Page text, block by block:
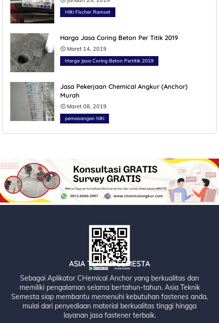
Hilti Fischer Ramset
Harga Jasa Coring Beton Per Titik 2019
Maret 14, 2019
Harga Jasa Coring Beton Pertitik 2019
Jasa Pekerjaan Chemical Angkur (Anchor)
Murah
Maret 08, 2019
pemasangan hilti
ASIA TEKNIK SEMESTA
Sebagai Aplikator CHemical Anchor yang berkualitas dan
memiliki pengalaman selama bertahun-tahun. Asia Teknik
Semesta siap membantu memenuhi kebutuhan fastenes anda,
mulai dari penyediaan material berkualitas tinggi hingga
layanan jasa fastener terbaik.